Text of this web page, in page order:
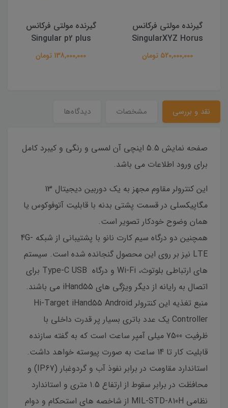
گیرنده مولتی فرکانس
Singular p2 plus
138,000,000 تومان
گیرنده مولتی
XYZ – Orion One
نقد و بررسی مشخصات دیدگاه‌ها
صفحه نمایش 5.5 اینچی آن لمسی و رنگی و کیبرد کامل
برای ورود اطلاعات می باشد.
این کنترولر مقاوم مجهز به یک دوربین دیجیتال 13
مگاپیکسلی در قسمت پشتی بدنه با قابلیت آتوفوکوس یا
همان وضوح خودکار تصویر است.
همچنین دو درگاه سیم کارت نانو با پشتیبانی از شبکه 4G-
LTE نیز بر روی این محصول گنجانده شده است. سیستم
های ارتباطی بلوتوث، Wi-Fi و درگاه Type-C USB برای
اتصال به رایانه از دیگر ویژگی های iHand55 می باشند.
منبع تغذیه این کنترولر Hi-Target iHand55 Android
Controller یک عدد باتری بسیار پر قدرت داخلی با
ظرفیت 7500 میلی آمپر ساعت است که به گفته سازنده
قابلیت کار تا 14 ساعت به صورت پیوسته خواهد داشت.
استاندارد مقاومت در برابر نفوذ آب و گردوغبار (IP67) و
محافظت در برابر سقوط از ارتفاع 1.5 متری و استاندارد
نظامی MIL-STD-810H از شاخصه های استحکام و دوام